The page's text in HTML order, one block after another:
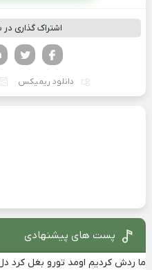
اشتراک گذاری
دانلود ریمیکس
پست های پیشنهادی
ما ردش کردیم اومد تورو بغل